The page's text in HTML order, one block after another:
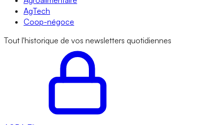
AgTech
Coop-négoce
Tout l'historique de vos newsletters quotidiennes